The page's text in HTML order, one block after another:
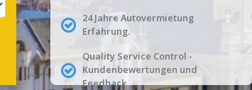
24 Jahre Autovermietung
Erfahrung.
Quality Service Control -
Kundenbewertungen und
Feedback.